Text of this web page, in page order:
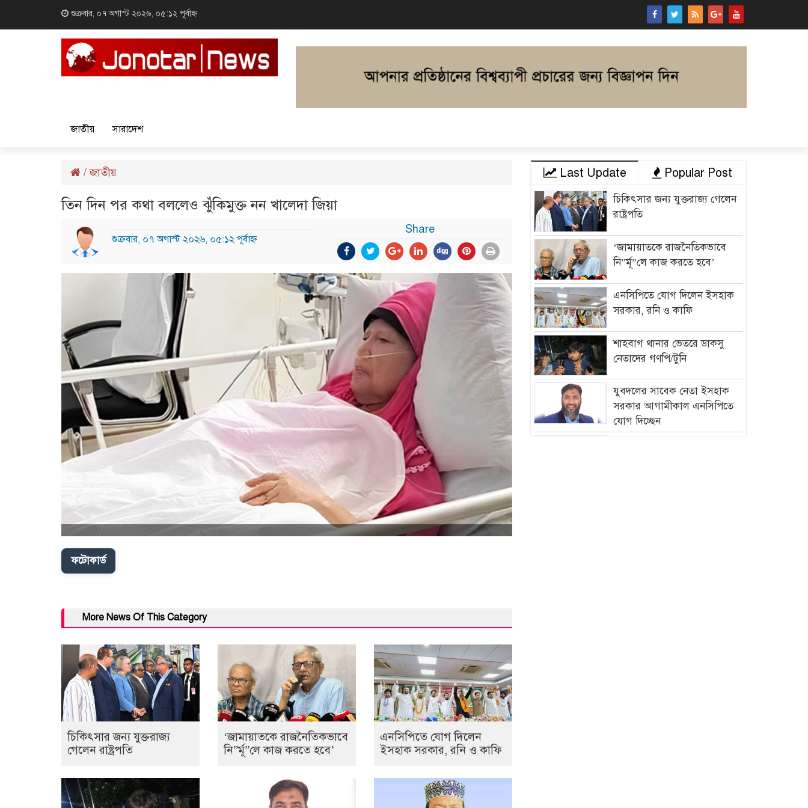
শুক্রবার, ০৭ অগাস্ট ২০২৬, ০৫:১২ পূর্বাহ্ন
জাতীয় সারাদেশ
/জাতীয়
তিন দিন পর কথা বললেও ঝুঁকিমুক্ত নন খালেদা জিয়া
শুক্রবার, ০৭ অগাস্ট ২০২৬, ০৫:১২ পূর্বাহ্ন
Share
ফটোকার্ড
More News Of This Category
চিকিৎসার জন্য যুক্তরাজ্য
গেলেন রাষ্ট্রপতি
‘জামায়াতকে রাজনৈতিকভাবে
নি”র্মূ”লে কাজ করতে হবে’
এনসিপিতে যোগ দিলেন
ইসহাক সরকার, রনি ও কাফি
Last Update Popular Post
চিকিৎসার জন্য যুক্তরাজ্য গেলেন
রাষ্ট্রপতি
‘জামায়াতকে রাজনৈতিকভাবে
নি”র্মূ”লে কাজ করতে হবে’
এনসিপিতে যোগ দিলেন ইসহাক
সরকার, রনি ও কাফি
শাহবাগ থানার ভেতরে ডাকসু
নেতাদের গণপি/টুনি
যুবদলের সাবেক নেতা ইসহাক
সরকার আগামীকাল এনসিপিতে
যোগ দিচ্ছেন